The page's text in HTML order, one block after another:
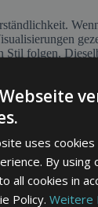
Stil folgen.
verwenden
Diese
die
Absolute
der
dem
Rahmen
uses
By using
all cookies in
Policy.Weitere